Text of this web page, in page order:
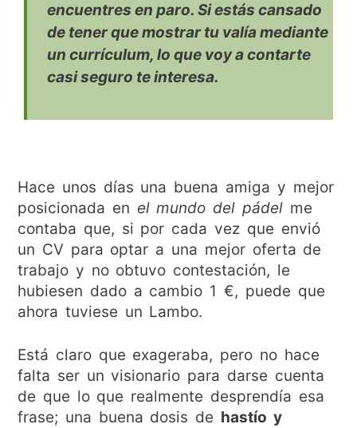
encuentres en paro. Si estás cansado
de tener que mostrar tu valía mediante
un currículum, lo que voy a contarte
casi seguro te interesa.
Hace unos días una buena amiga y mejor
posicionada en el mundo del pádel me
contaba que, si por cada vez que envió
un CV para optar a una mejor oferta de
trabajo y no obtuvo contestación, le
hubiesen dado a cambio 1 €, puede que
ahora tuviese un Lambo.
Está claro que exageraba, pero no hace
falta ser un visionario para darse cuenta
de que lo que realmente desprendía esa
frase; una buena dosis de hastío y